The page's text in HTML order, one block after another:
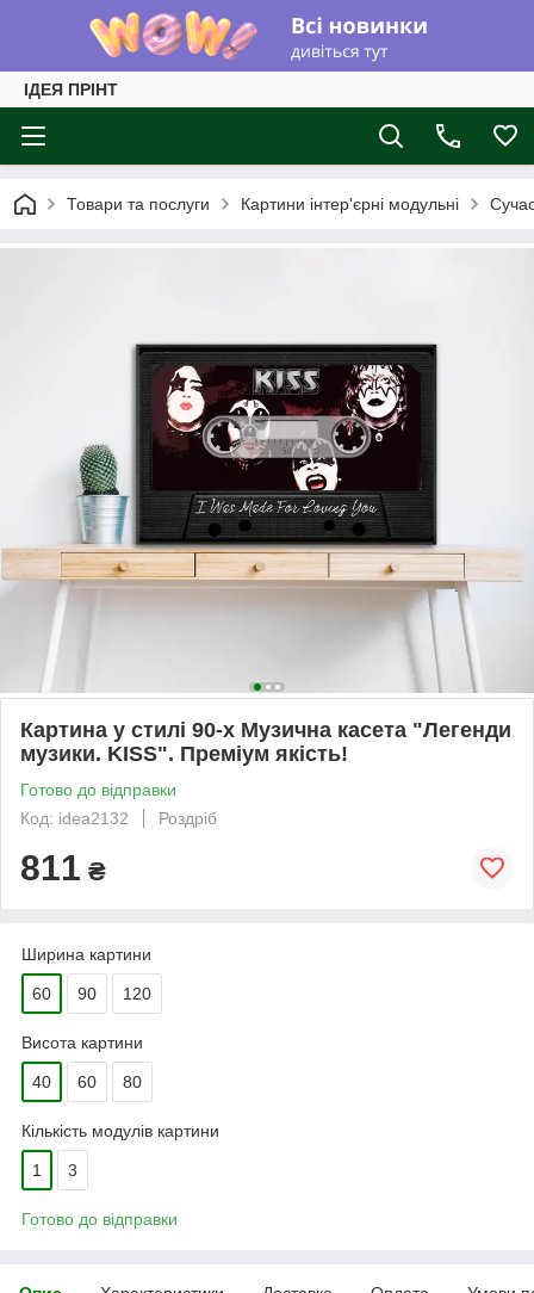
ІДЕЯ ПРІНТ
Товари та послуги Картини інтер'єрні модульні
Картина у стилі 90-х Музична касета "Легенди
музики. KISS". Преміум якість!
Готово до відправки
Код: idea2132
Роздріб
811 ₴
Ширина картини
60 90 120
Висота картини
40 60 80
Кількість модулів картини
1 3
Готово до відправки